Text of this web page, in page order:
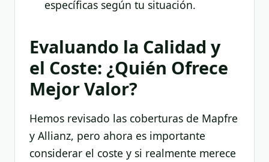
específicas según tu situación.
Evaluando la Calidad y
el Coste: ¿Quién Ofrece
Mejor Valor?
Hemos revisado las coberturas de Mapfre
y Allianz, pero ahora es importante
considerar el coste y si realmente merece